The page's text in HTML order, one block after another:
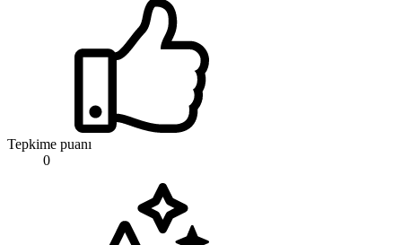
Tepkime puanı
0